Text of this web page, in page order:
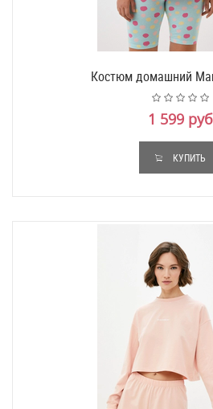
Костюм домашний
1 599 руб
КУПИТЬ